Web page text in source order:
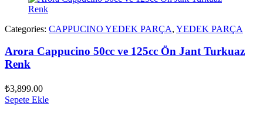
Categories: CAPPUCINO YEDEK PARÇA, YEDEK PARÇA
Arora Cappucino 50cc ve 125cc Ön Jant Turkuaz
Renk
₺3,899.00
Sepete Ekle